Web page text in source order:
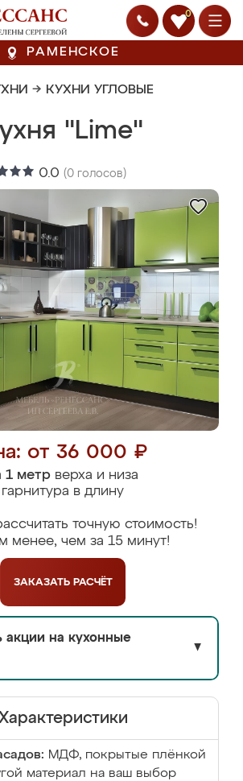
0
РАМЕНСКОЕ
→ КУХНИ УГЛОВЫЕ
"Lime"
0.0 (0 голосов)
от 36 000 ₽
1 метрверха и низа
гарнитура в длину
точную стоимость!
менее, чем за 15 минут!
ЗАКАЗАТЬ РАСЧЁТ
акции на кухонные
▼
МДФ, покрытые плёнкой
материал на ваш выбор